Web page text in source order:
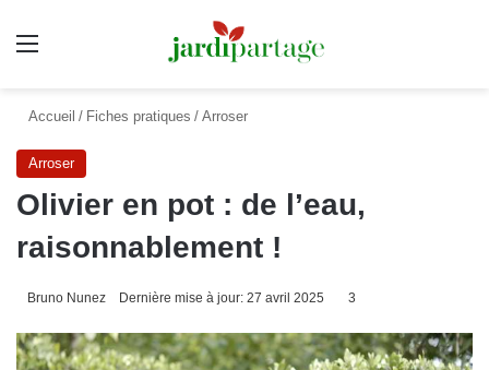
Menu
Accueil / Fiches pratiques / Arroser
Arroser
Olivier en pot : de l’eau,
raisonnablement !
Bruno Nunez Dernière mise à jour: 27 avril 2025 3